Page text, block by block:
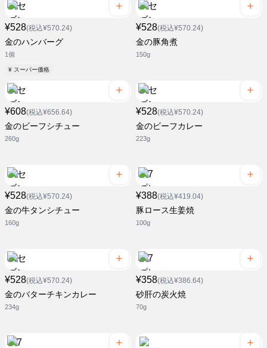
¥528(税込¥570.24)
金のハンバーグ
1個
¥ スーパー価格
¥528(税込¥570.24)
金の豚角煮
150g
¥608(税込¥656.64)
金のビーフシチュー
260g
¥528(税込¥570.24)
金のビーフカレー
223g
¥528(税込¥570.24)
金の牛タンシチュー
160g
¥388(税込¥419.04)
豚ロース生姜焼
100g
¥528(税込¥570.24)
金のバターチキンカレー
234g
¥358(税込¥386.64)
砂肝の炭火焼
70g